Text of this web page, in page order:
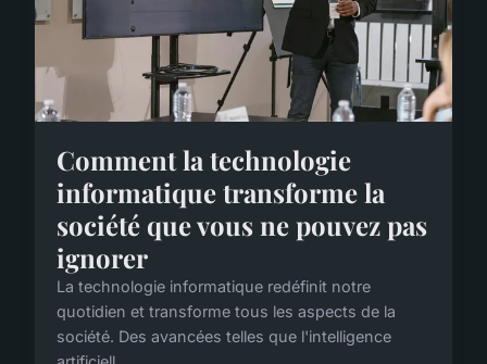
Comment la technologie
informatique transforme la
société que vous ne pouvez pas
ignorer
La technologie informatique redéfinit notre
quotidien et transforme tous les aspects de la
société. Des avancées telles que l'intelligence